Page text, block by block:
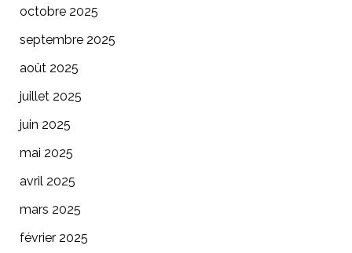
octobre 2025
septembre 2025
août 2025
juillet 2025
juin 2025
mai 2025
avril 2025
mars 2025
février 2025